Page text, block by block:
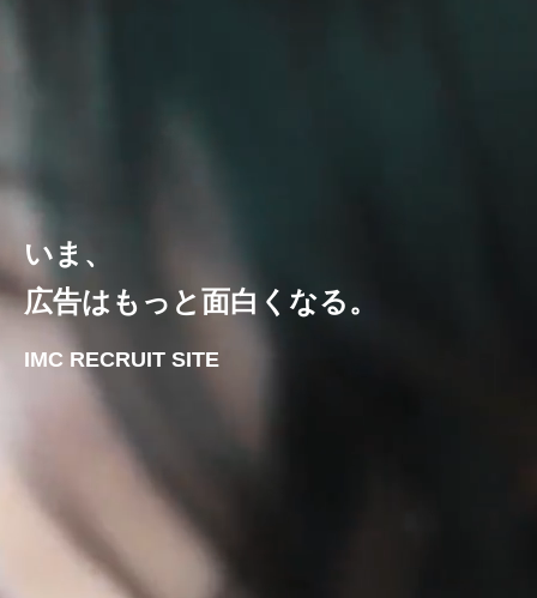
いま、
広告はもっと面白くなる。
IMC RECRUIT SITE